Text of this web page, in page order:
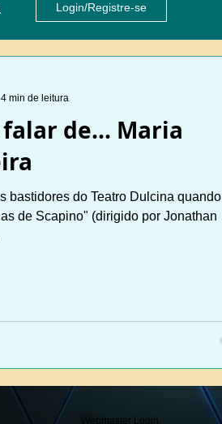
Login/Registre-se
de... Maria
bastidores do Teatro Dulcina quando
de Scapino" (dirigido por Jonathan
4 min de leitura
Webmaster Login